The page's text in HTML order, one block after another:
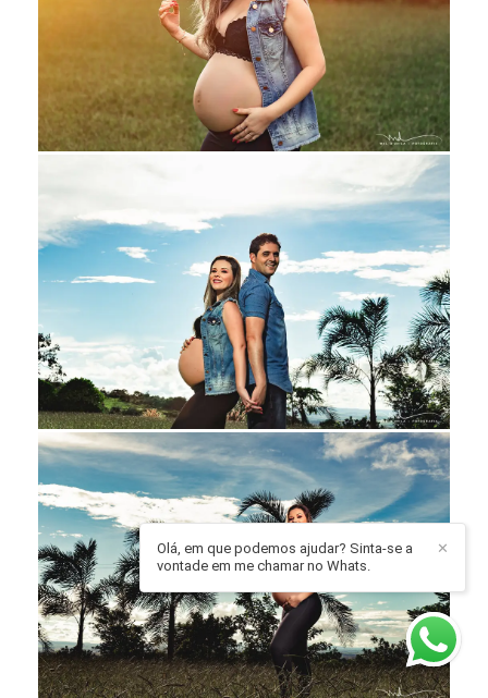
✕
Olá, em que podemos ajudar? Sinta-se a
vontade em me chamar no Whats.